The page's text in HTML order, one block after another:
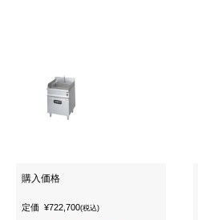
購入価格
定価 ¥722,700(税込)